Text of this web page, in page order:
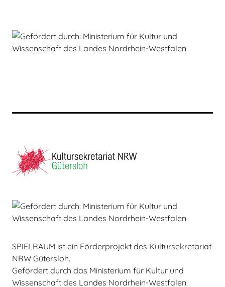
SPIELRAUM ist ein Förderprojekt des Kultursekretariat
NRW Gütersloh.
Gefördert durch das Ministerium für Kultur und
Wissenschaft des Landes Nordrhein-Westfalen.